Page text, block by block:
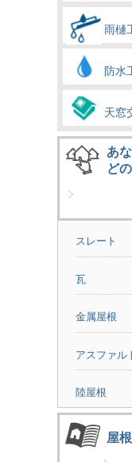
雨樋
防水
天窓
あ
ど
スレート
瓦
金属屋根
アスファル
陸屋根
屋